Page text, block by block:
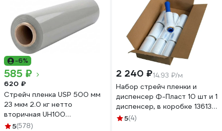
-6%
585 ₽
620 ₽
Стрейч пленка USP 500 мм
23 мкм 2.0 кг нетто
вторичная UH100
в50232000
5(578)
2 240 ₽14.93 ₽/м
Набор стрейч пленки и
диспенсер Ф-Пласт 10 шт и 1
диспенсер, в коробке 136131
11 5(4)